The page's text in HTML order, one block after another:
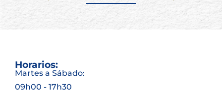
Horarios:
Martes a Sábado:
09h00 - 17h30